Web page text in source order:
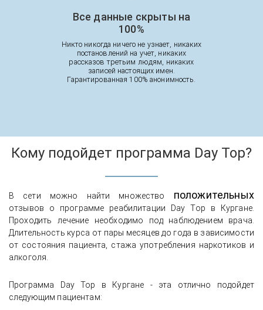
Все данные скрыты на
100%
Никто никогда ничего не узнает, никаких
постановлений на учет, никаких
рассказов третьим людям, никаких
записей настоящих имен.
Гарантированная 100% анонимность.
Кому подойдет программа Day Top?
В сети можно найти множество положительных
отзывов о программе реабилитации Day Top в Кургане.
Проходить лечение необходимо под наблюдением врача.
Длительность курса от пары месяцев до года в зависимости
от состояния пациента, стажа употребления наркотиков и
алкоголя.
Программа Day Top в Кургане - эта отлично подойдет
следующим пациентам: